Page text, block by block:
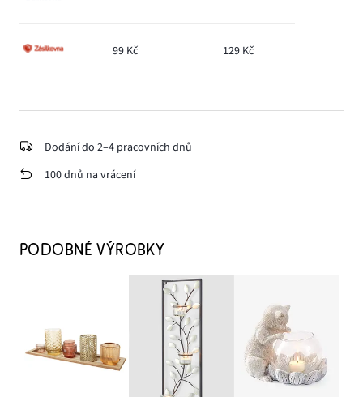
99 Kč 129 Kč
Dodání do 2–4 pracovních dnů
100 dnů na vrácení
PODOBNÉ VÝROBKY